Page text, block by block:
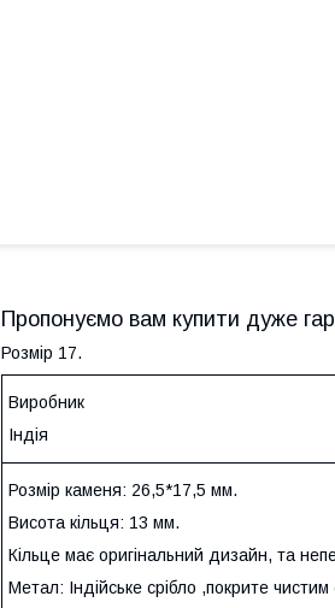
Пропонуємо вам купити дуже
Розмір 17.
Виробник
Індія
Розмір каменя: 26,5*17,5 мм.
Висота кільця: 13 мм.
Кільце має оригінальний дизайн, та
Метал: Індійське срібло ,покрите